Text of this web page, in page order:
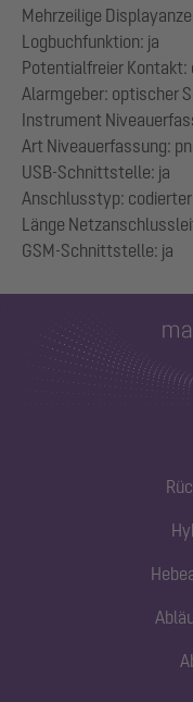
Mehrzeilige
Logbuchfunktion: ja
Potentialfreier Kontakt:
Alarmgeber: optischer
Instrument
Art Niveauerfassung:
USB-Schnittstelle: ja
Anschlusstyp:
Länge